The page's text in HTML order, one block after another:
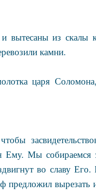
вытесаны из скалы
камни.
царя
Ему. Мы собираемся
во славу Его.
предложил вырезать